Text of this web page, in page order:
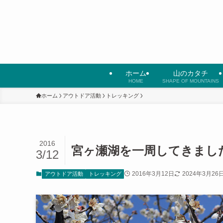
ホーム
HOME
山のカタチ
SHAPE OF MOUNTAINS
ホーム アウトドア活動 トレッキング
宮ヶ瀬湖を一周してきまし
2016
3/12
アウトドア活動 トレッキング 2016年3月12日 2024年3月26